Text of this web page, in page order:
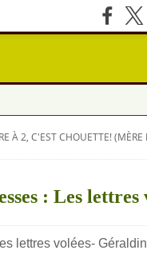
À 2, C'EST CHOUETTE! (MÈRE
: Les lettres